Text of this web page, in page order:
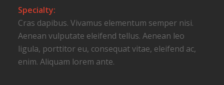
Specialty:
Cras dapibus. Vivamus elementum semper nisi.
Aenean vulputate eleifend tellus. Aenean leo
ligula, porttitor eu, consequat vitae, eleifend ac,
enim. Aliquam lorem ante.